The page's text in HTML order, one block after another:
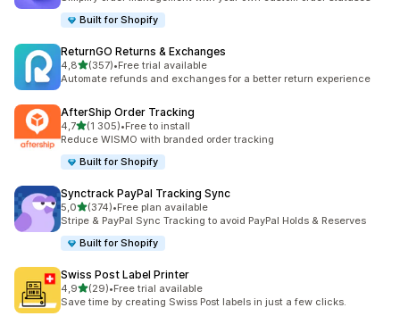
Built for Shopify
ReturnGO Returns & Exchanges
4,8av 5 stjerner
(357)
Totalt 357 omtaler
•Free trial available
Automate refunds and exchanges for a better return experience
AfterShip Order Tracking
4,7av 5 stjerner
(1 305)
Totalt 1305 omtaler
•Free to install
Reduce WISMO with branded order tracking
Built for Shopify
Synctrack PayPal Tracking Sync
5,0av 5 stjerner
(374)
Totalt 374 omtaler
•Free plan available
Stripe & PayPal Sync Tracking to avoid PayPal Holds & Reserves
Built for Shopify
Swiss Post Label Printer
4,9av 5 stjerner
(29)
Totalt 29 omtaler
•Free trial available
Save time by creating Swiss Post labels in just a few clicks.